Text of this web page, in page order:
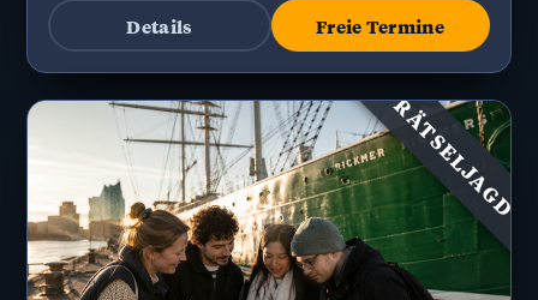
Details Freie Termine
RÄTSELJAGD